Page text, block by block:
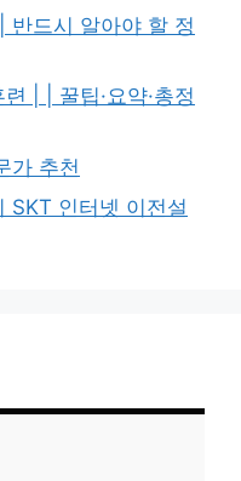
반드시 알아야 할 정
| | 꿀팁·요약·총정
가 추천
SKT 인터넷 이전설